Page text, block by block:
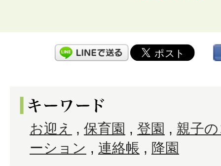
お迎え , 保育園 , 登園 , 親子
ーション , 連絡帳 , 降園